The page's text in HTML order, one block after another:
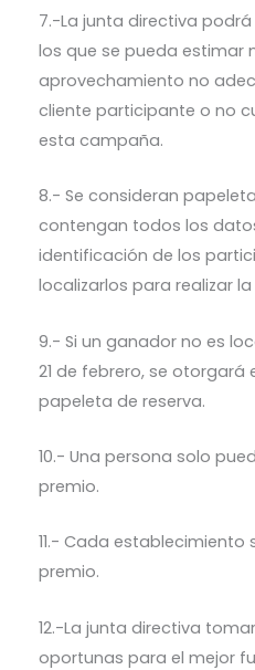
7.-La junta directiva
los que se pueda estimar
aprovechamiento no
cliente participante o no
esta campaña.
8.- Se consideran
contengan todos los
identificación de los
localizarlos para realizar
9.- Si un ganador no es
21 de febrero, se otorgará
papeleta de reserva.
10.- Una persona solo
premio.
11.- Cada
premio.
12.-La junta directiva
oportunas para el mejor